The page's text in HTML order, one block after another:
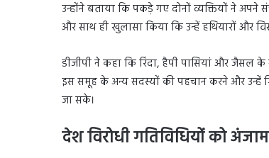
उन्होंने बताया कि पकड़े गए दोनों व्यक्तियों ने
और साथ ही खुलासा किया कि उन्हें हथियारों और
डीजीपी ने कहा कि रिंदा, हैपी पासियां और जैसल
इस समूह के अन्य सदस्यों की पहचान करने और उन्हें
जा सके।
देश विरोधी गतिविधियों को अंजाम